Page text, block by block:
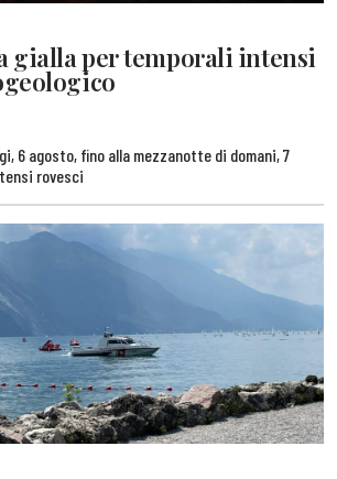
gialla per temporali intensi
6 agosto, fino alla mezzanotte di domani, 7
rovesci